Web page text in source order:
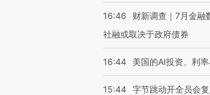
16:46
财新调查｜7月金融
社融或取决于政府债券
16:44 美国的AI投资、利
15:44 字节跳动开全员会